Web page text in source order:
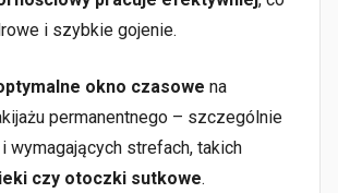
i szybkie gojenie.
okno czasowe na
permanentnego – szczególnie
wymagających strefach, takich
czy otoczki sutkowe.